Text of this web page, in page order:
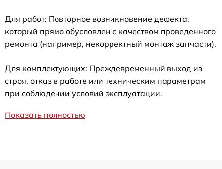
Для работ: Повторное возникновение дефекта,
который прямо обусловлен с качеством проведенного
ремонта (например, некорректный монтаж запчасти).
Для комплектующих: Преждевременный выход из
строя, отказ в работе или техническим параметрам
при соблюдении условий эксплуатации.
Показать полностью